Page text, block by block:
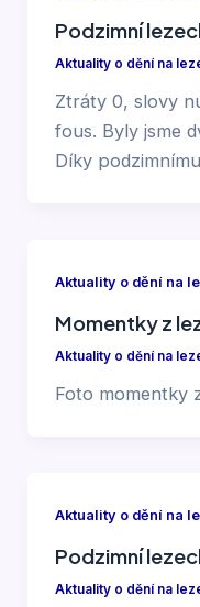
Podzimní
Aktuality o dění na
Ztráty 0, slovy
fous. Byly jsme
Díky podzimnímu
Aktuality o dění na
Momentky z
Aktuality o dění na
Foto momentky
Aktuality o dění na
Podzimní
Aktuality o dění na